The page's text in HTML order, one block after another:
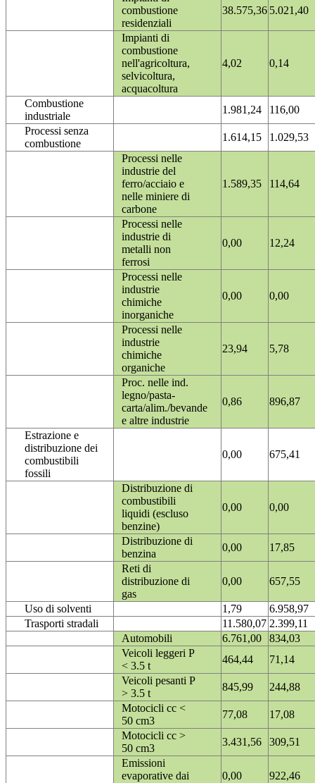
combustione
residenziali
38.575,36 5.021,40
Impianti di
combustione
nell'agricoltura,
selvicoltura,
acquacoltura
4,02 0,14
Combustione
industriale
1.981,24
116,00
Processi senza
combustione
1.614,15
1.029,53
Processi nelle
industrie del
ferro/acciaio e
nelle miniere di
carbone
1.589,35 114,64
Processi nelle
industrie di
metalli non
ferrosi
0,00 12,24
Processi nelle
industrie
chimiche
inorganiche
0,00 0,00
Processi nelle
industrie
chimiche
organiche
23,94 5,78
Proc. nelle ind.
legno/pasta-
carta/alim./bevande
e altre industrie
0,86 896,87
Estrazione e
distribuzione dei
combustibili
fossili
0,00 675,41
Distribuzione di
combustibili
liquidi (escluso
benzine)
0,00 0,00
Distribuzione di
benzina
0,00
17,85
Reti di
distribuzione di
gas
0,00 657,55
Uso di solventi 1,79
6.958,97
Trasporti stradali
11.580,07 2.399,11
Automobili
6.761,00
834,03
Veicoli leggeri P
< 3.5 t
464,44
71,14
Veicoli pesanti P
> 3.5 t
845,99
244,88
Motocicli cc <
50 cm3
77,08
17,08
Motocicli cc >
50 cm3
3.431,56
309,51
Emissioni
evaporative dai
0,00 922,46